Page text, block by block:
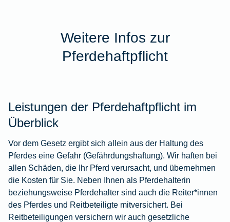
Weitere Infos zur
Pferdehaftpflicht
Leistungen der Pferdehaftpflicht im
Überblick
Vor dem Gesetz ergibt sich allein aus der Haltung des
Pferdes eine Gefahr (Gefährdungshaftung). Wir haften bei
allen Schäden, die Ihr Pferd verursacht, und übernehmen
die Kosten für Sie. Neben Ihnen als Pferdehalterin
beziehungsweise Pferdehalter sind auch die Reiter*innen
des Pferdes und Reitbeteiligte mitversichert. Bei
Reitbeteiligungen versichern wir auch gesetzliche